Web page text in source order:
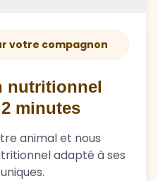
votre compagnon
nutritionnel
minutes
animal et nous
adapté à ses